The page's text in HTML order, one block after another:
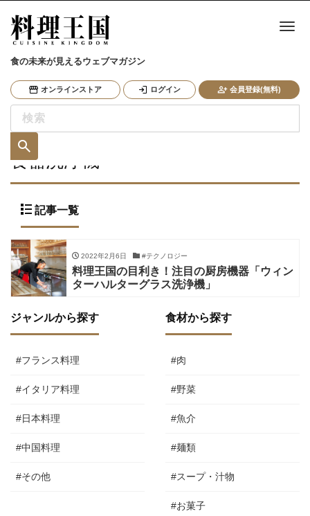
食の未来が見えるウェブマガジン
オンラインストア ログイン 会員登録(無料)
ナ
食器洗浄機
記事一覧
2022年2月6日 #テクノロジー
料理王国の目利き！注目の厨房機器「ウィン
ターハルターグラス洗浄機」
ジャンルから探す
#フランス料理
#イタリア料理
#日本料理
#中国料理
#その他
食材から探す
#肉
#野菜
#魚介
#麺類
#スープ・汁物
#お菓子